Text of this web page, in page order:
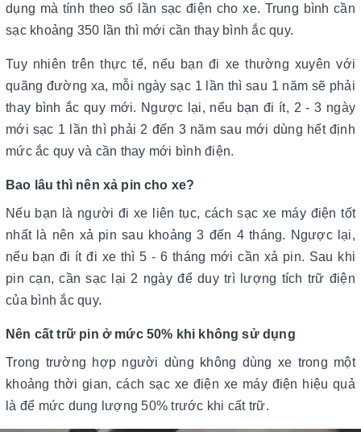
dụng mà tính theo số lần sạc điện cho xe. Trung bình cần
sạc khoảng 350 lần thì mới cần thay bình ắc quy.
Tuy nhiên trên thực tế, nếu bạn đi xe thường xuyên với
quãng đường xa, mỗi ngày sạc 1 lần thì sau 1 năm sẽ phải
thay bình ắc quy mới. Ngược lại, nếu bạn đi ít, 2 - 3 ngày
mới sạc 1 lần thì phải 2 đến 3 năm sau mới dùng hết định
mức ắc quy và cần thay mới bình điện.
Bao lâu thì nên xả pin cho xe?
Nếu bạn là người đi xe liên tục, cách sạc xe máy điện tốt
nhất là nên xả pin sau khoảng 3 đến 4 tháng. Ngược lại,
nếu bạn đi ít đi xe thì 5 - 6 tháng mới cần xả pin. Sau khi
pin cạn, cần sạc lại 2 ngày để duy trì lượng tích trữ điện
của bình ắc quy.
Nên cất trữ pin ở mức 50% khi không sử dụng
Trong trường hợp người dùng không dùng xe trong một
khoảng thời gian, cách sạc xe điện xe máy điện hiệu quả
là để mức dung lượng 50% trước khi cất trữ.